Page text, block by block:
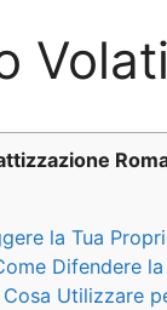
la Tua
Difendere
Utilizzare